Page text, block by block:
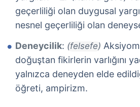
geçerliliği olan duygusal
nesnel geçerliliği olan
Deneycilik: (felsefe)
doğuştan fikirlerin varlığını
yalnızca deneyden elde
öğreti, ampirizm.